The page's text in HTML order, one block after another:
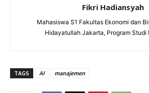
Fikri Hadiansyah
Mahasiswa S1 Fakultas Ekonomi dan
Hidayatullah Jakarta, Program Studi
TAGS AI manajemen